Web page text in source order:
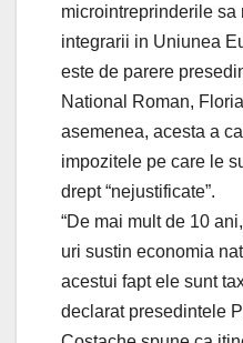
microintreprinderile sa
integrarii in Uniunea
este de parere
National Roman,
asemenea, acesta a
impozitele pe care le
drept “nejustificate”.
“De mai mult de 10
uri sustin economia
acestui fapt ele sunt
declarat presedintele